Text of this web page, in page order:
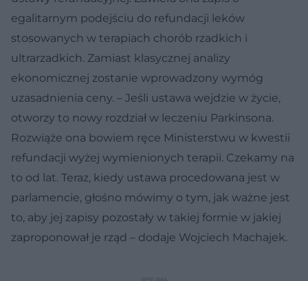
egalitarnym podejściu do refundacji leków
stosowanych w terapiach chorób rzadkich i
ultrarzadkich. Zamiast klasycznej analizy
ekonomicznej zostanie wprowadzony wymóg
uzasadnienia ceny. – Jeśli ustawa wejdzie w życie,
otworzy to nowy rozdział w leczeniu Parkinsona.
Rozwiąże ona bowiem ręce Ministerstwu w kwestii
refundacji wyżej wymienionych terapii. Czekamy na
to od lat. Teraz, kiedy ustawa procedowana jest w
parlamencie, głośno mówimy o tym, jak ważne jest
to, aby jej zapisy pozostały w takiej formie w jakiej
zaproponował je rząd – dodaje Wojciech Machajek.